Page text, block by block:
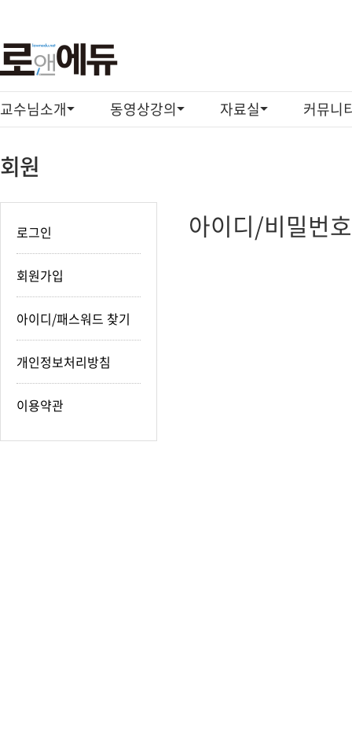
교수님소개 동영상강의 자료실 커뮤니
회원
이
디/
아이디/비밀번
로그인
회원가입
아이디/패스워드 찾기
개인정보처리방침
이용약관